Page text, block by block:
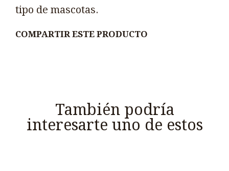
tipo de mascotas.
COMPARTIR ESTE PRODUCTO
También podría
interesarte uno de estos